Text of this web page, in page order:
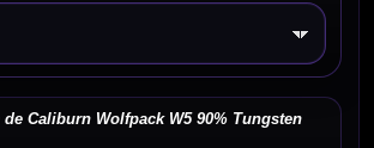
optie
Caliburn Wolfpack W5 90% Tungsten